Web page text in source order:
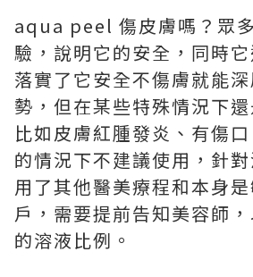
aqua peel 傷皮膚嗎？眾
驗，說明它的安全，同時
落實了它安全不傷膚就能
勢，但在某些特殊情況下還
比如皮膚紅腫發炎、有傷
的情況下不建議使用，針
用了其他醫美療程和本身
戶，需要提前告知美容師
的溶液比例。